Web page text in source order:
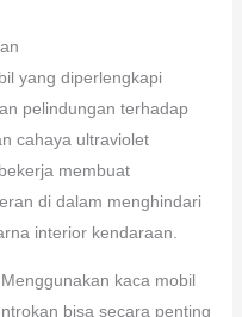
yang diperlengkapi
pelindungan terhadap
cahaya ultraviolet
membuat
di dalam menghindari
interior kendaraan.
Menggunakan kaca mobil
bisa secara penting